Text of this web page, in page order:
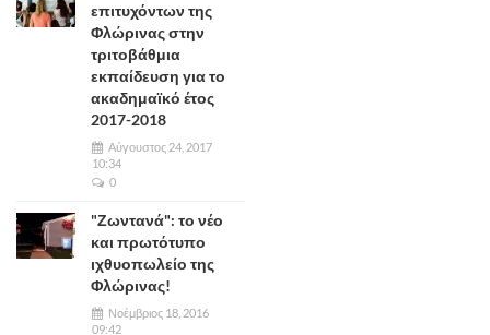
επιτυχόντων της
Φλώρινας στην
τριτοβάθμια
εκπαίδευση για το
ακαδημαϊκό έτος
2017-2018
Αύγουστος 24, 2017
10:34
0
"Ζωντανά": το νέο
και πρωτότυπο
ιχθυοπωλείο της
Φλώρινας!
Νοέμβριος 18, 2016
09:42